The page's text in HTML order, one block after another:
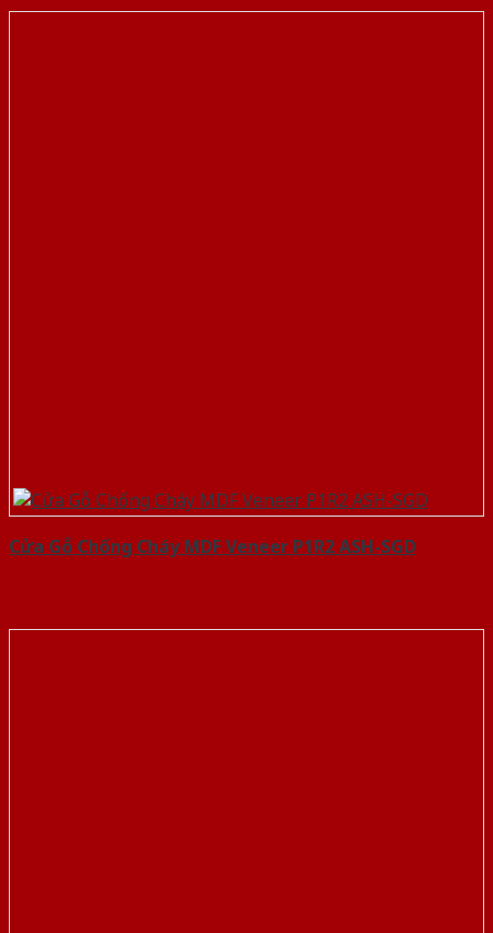
Cửa Gỗ Chống Cháy MDF Veneer P1R2 ASH-SGD